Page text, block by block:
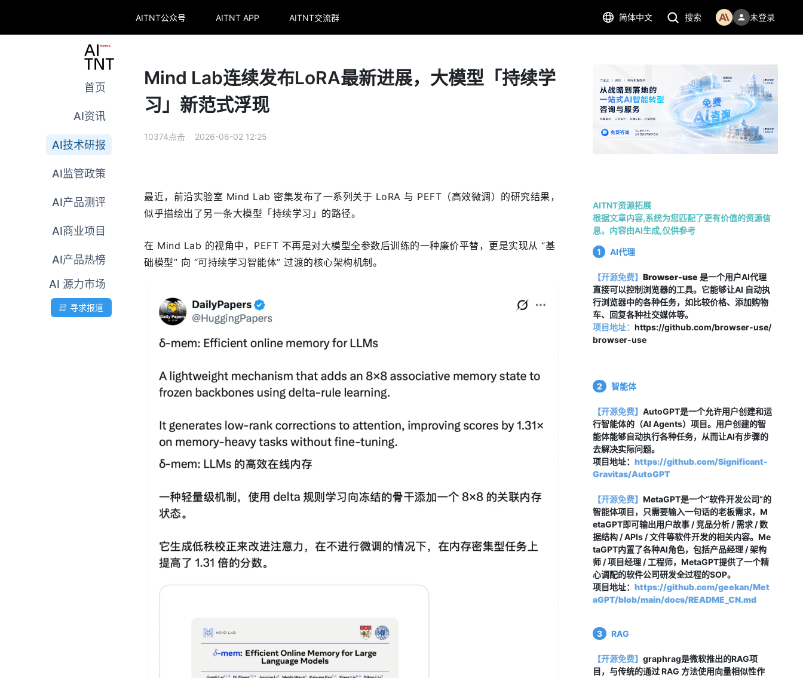
AITNT公众号 AITNT APP AITNT交流群 简体中文 搜索 未登录
首页
AI资讯
AI技术研报
AI监管政策
AI产品测评
AI商业项目
AI产品热榜
AI 源力市场
寻求报道
Mind Lab连续发布LoRA最新进展，大模型「持续学
习」新范式浮现
10374点击 2026-06-02 12:25
最近，前沿实验室 Mind Lab 密集发布了一系列关于 LoRA 与 PEFT（高效微调）的研究结果，
似乎描绘出了另一条大模型「持续学习」的路径。
在 Mind Lab 的视角中，PEFT 不再是对大模型全参数后训练的一种廉价平替，更是实现从 “基
础模型” 向 “可持续学习智能体” 过渡的核心架构机制。
AITNT资源拓展
根据文章内容,系统为您匹配了更有价值的资源信
息。内容由AI生成,仅供参考
1 AI代理
【开源免费】 Browser-use 是一个用户AI代理
直接可以控制浏览器的工具。它能够让AI 自动执
行浏览器中的各种任务，如比较价格、添加购物
车、回复各种社交媒体等。
项目地址： https://github.com/browser-use/
browser-use
2 智能体
【开源免费】 AutoGPT是一个允许用户创建和运
行智能体的（AI Agents）项目。用户创建的智
能体能够自动执行各种任务，从而让AI有步骤的
去解决实际问题。
项目地址： https://github.com/Significant-
Gravitas/AutoGPT
【开源免费】 MetaGPT是一个“软件开发公司”的
智能体项目，只需要输入一句话的老板需求，M
etaGPT即可输出用户故事 / 竞品分析 / 需求 / 数
据结构 / APIs / 文件等软件开发的相关内容。Me
taGPT内置了各种AI角色，包括产品经理 / 架构
师 / 项目经理 / 工程师，MetaGPT提供了一个精
心调配的软件公司研发全过程的SOP。
项目地址： https://github.com/geekan/Met
aGPT/blob/main/docs/README_CN.md
3 RAG
【开源免费】 graphrag是微软推出的RAG项
目，与传统的通过 RAG 方法使用向量相似性作